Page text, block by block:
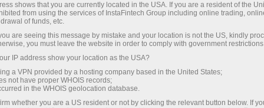
กับ InstaForex คุณจะได้รับเงื่อนไขที่
สูงสุด 1:5000 สเปรดและค่า
คอมมิชชั่นที่ดีที่สุดในตลาด รวมถึง
เงื่อนไขที่เหมาะสมสำหรับการเทรด
หุ้นและดัชนี
โบนัส 30%
สำหรับทุกการฝาก
ความเร็ว
ในการเทรดและบนทางหลวง
shows that you are currently located in the USA. If you are a resident of the
from using the services of InstaFintech Group including online trading,
of funds, etc.
are seeing this message by mistake and your location is not the US, kindly
you must leave the website in order to comply with government
IP address show your location as the USA?
a VPN provided by a hosting company based in the United States;
not have proper WHOIS records;
in the WHOIS geolocation database.
whether you are a US resident or not by clicking the relevant button below. If